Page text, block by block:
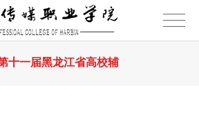
2026-07-31
行树立和践行正确政绩
2026-07-31
十一届黑龙江省高校辅